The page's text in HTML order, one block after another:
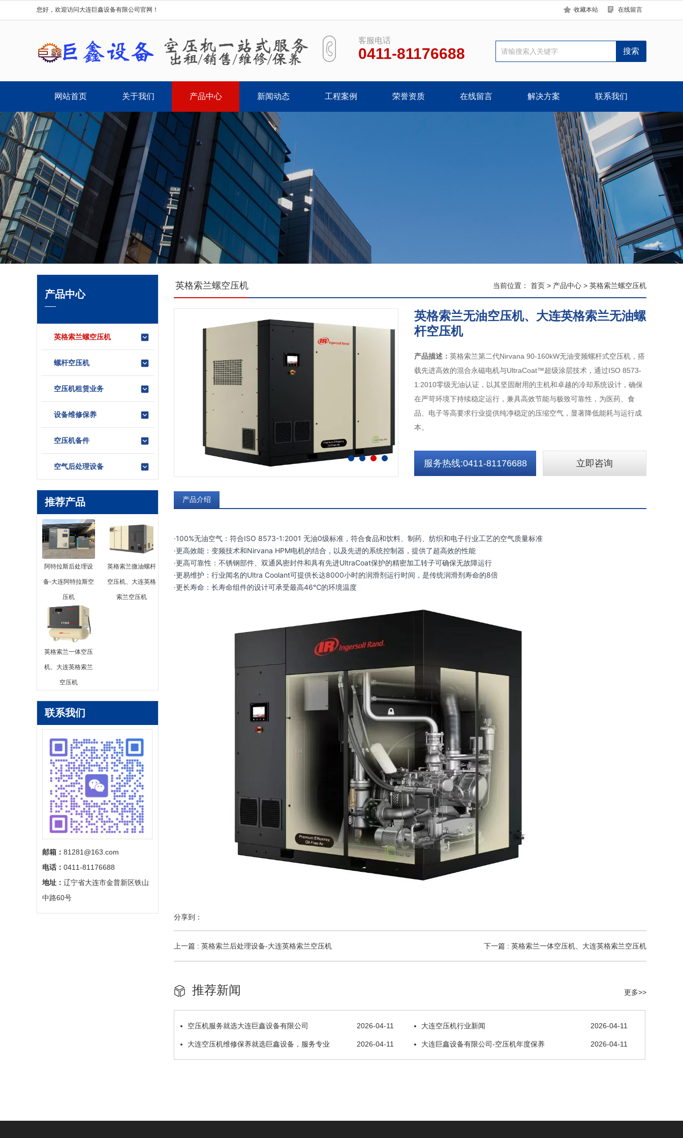
您好，欢迎访问大连巨鑫设备有限公司官网！ 收藏本站 在线留言
客服电话
0411-81176688
网站首页 关于我们 产品中心 新闻动态 工程案例 荣誉资质 在线留言 解决方案 联系我们
产品中心
英格索兰螺空压机
螺杆空压机
空压机租赁业务
设备维修保养
空压机备件
空气后处理设备
推荐产品
阿特拉斯后处理设
备-大连阿特拉斯空
压机
英格索兰微油螺杆
空压机、大连英格
索兰空压机
英格索兰一体空压
机、大连英格索兰
空压机
联系我们
邮箱： 81281@163.com
电话： 0411-81176688
地址： 辽宁省大连市金普新区铁山
中路60号
当前位置： 首页 > 产品中心 > 英格索兰螺空压机
英格索兰螺空压机
英格索兰无油空压机、大连英格索兰无油螺
杆空压机
产品描述： 英格索兰第二代Nirvana 90-160kW无油变频螺杆式空压机，搭
载先进高效的混合永磁电机与UltraCoat™超级涂层技术，通过ISO 8573-
1:2010零级无油认证，以其坚固耐用的主机和卓越的冷却系统设计，确保
在严苛环境下持续稳定运行，兼具高效节能与极致可靠性，为医药、食
品、电子等高要求行业提供纯净稳定的压缩空气，显著降低能耗与运行成
本。
服务热线:0411-81176688 立即咨询
产品介绍
·100%无油空气：符合ISO 8573-1:2001 无油0级标准，符合食品和饮料、制药、纺织和电子行业工艺的空气质量标准
·更高效能：变频技术和Nirvana HPM电机的结合，以及先进的系统控制器，提供了超高效的性能
·更高可靠性：不锈钢部件、双通风密封件和具有先进UltraCoat保护的精密加工转子可确保无故障运行
·更易维护：行业闻名的Ultra Coolant可提供长达8000小时的润滑剂运行时间，是传统润滑剂寿命的8倍
·更长寿命：长寿命组件的设计可承受最高46℃的环境温度
分享到：
上一篇 : 英格索兰后处理设备-大连英格索兰空压机 下一篇 : 英格索兰一体空压机、大连英格索兰空压机
更多>>
推荐新闻
2026-04-11
空压机服务就选大连巨鑫设备有限公司 2026-04-11
大连空压机行业新闻
2026-04-11
大连空压机维修保养就选巨鑫设备，服务专业 2026-04-11
大连巨鑫设备有限公司-空压机年度保养